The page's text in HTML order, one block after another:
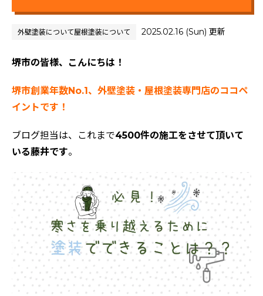
外壁塗装について屋根塗装について 2025.02.16 (Sun) 更新
堺市の皆様、こんにちは！
堺市創業年数No.1、外壁塗装・屋根塗装専門店のココペ
イントです！
ブログ担当は、これまで4500件の施工をさせて頂いて
いる藤井です。